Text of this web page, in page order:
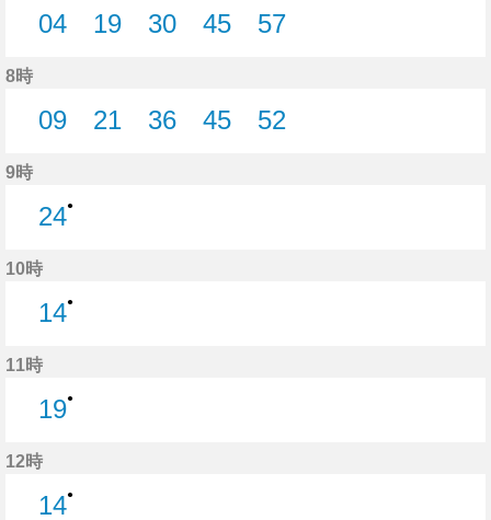
04
19
30
45
57
8時
09
21
36
45
52
9時
24●
10時
14●
11時
19●
12時
14●